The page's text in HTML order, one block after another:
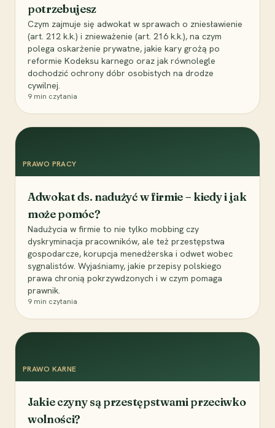
potrzebujesz
Czym zajmuje się adwokat w sprawach o zniesławienie
(art. 212 k.k.) i znieważenie (art. 216 k.k.), na czym
polega oskarżenie prywatne, jakie kary grożą po
reformie Kodeksu karnego oraz jak równolegle
dochodzić ochrony dóbr osobistych na drodze
cywilnej.
9 min czytania
PRAWO PRACY
Adwokat ds. nadużyć w firmie – kiedy i jak
może pomóc?
Nadużycia w firmie to nie tylko mobbing czy
dyskryminacja pracowników, ale też przestępstwa
gospodarcze, korupcja menedżerska i odwet wobec
sygnalistów. Wyjaśniamy, jakie przepisy polskiego
prawa chronią pokrzywdzonych i w czym pomaga
prawnik.
9 min czytania
PRAWO KARNE
Jakie czyny są przestępstwami przeciwko
wolności?